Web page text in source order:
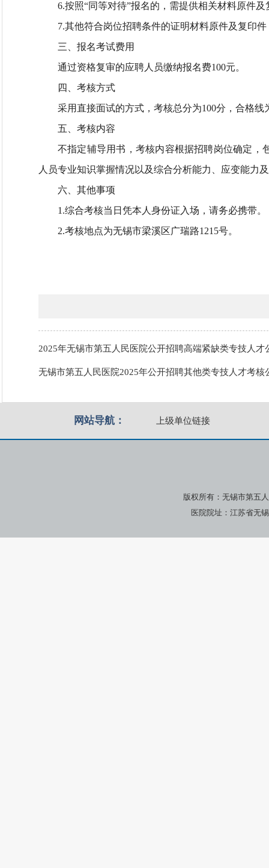
6.按照“同等对待”报名的，需提供相关材料原件及
7.其他符合岗位招聘条件的证明材料原件及复印
三、报名考试费用
通过资格复审的应聘人员缴纳报名费100元。
四、考核方式
采用直接面试的方式，考核总分为100分，合格线
五、考核内容
不指定辅导用书，考核内容根据招聘岗位确定，
人员专业知识掌握情况以及综合分析能力、应变能力
六、其他事项
1.综合考核当日凭本人身份证入场，请务必携带。
2.考核地点为无锡市梁溪区广瑞路1215号。
2025年无锡市第五人民医院公开招聘高端紧缺类专技人才
无锡市第五人民医院2025年公开招聘其他类专技人才考核
网站导航： 上级单位链接
版权所有：无锡市第五
医院院址：江苏省无